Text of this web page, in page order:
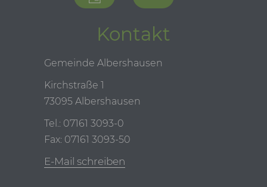
Kontakt
Gemeinde Albershausen
Kirchstraße 1
73095 Albershausen
Tel.: 07161 3093-0
Fax: 07161 3093-50
E-Mail schreiben